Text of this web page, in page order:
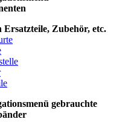
Ersatzteile, Zubehör, etc.